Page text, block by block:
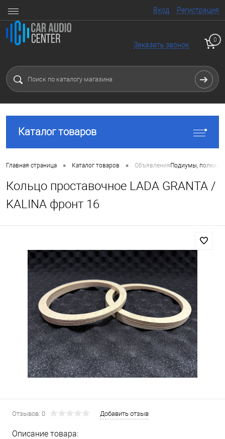
Вход Регистрация
Заказать звонок
0
Каталог товаров
Главная страница • Каталог товаров • ОбъявленияПодиумы, полки,
Кольцо проставочное LADA GRANTA /
KALINA фронт 16
Отзывов: 0 Добавить отзыв
Описание товара: